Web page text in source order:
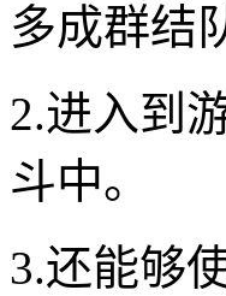
多成群结
2.进入到
斗中。
3.还能够